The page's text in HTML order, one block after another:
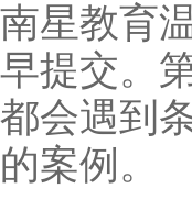
南星教育
早提交。
都会遇到
的案例。